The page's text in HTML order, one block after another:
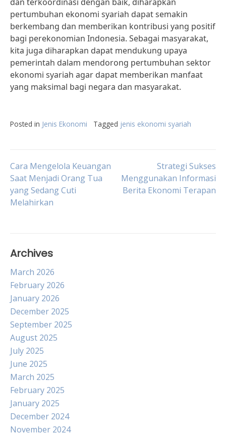
pertumbuhan ekonomi syariah dapat semakin
berkembang dan memberikan kontribusi yang positif
bagi perekonomian Indonesia. Sebagai masyarakat,
kita juga diharapkan dapat mendukung upaya
pemerintah dalam mendorong pertumbuhan sektor
ekonomi syariah agar dapat memberikan manfaat
yang maksimal bagi negara dan masyarakat.
Posted in Jenis Ekonomi Tagged jenis ekonomi syariah
Post
navigation
Cara Mengelola Keuangan
Saat Menjadi Orang Tua
yang Sedang Cuti
Melahirkan
Strategi Sukses
Menggunakan Informasi
Berita Ekonomi Terapan
Archives
March 2026
February 2026
January 2026
December 2025
September 2025
August 2025
July 2025
June 2025
March 2025
February 2025
January 2025
December 2024
November 2024